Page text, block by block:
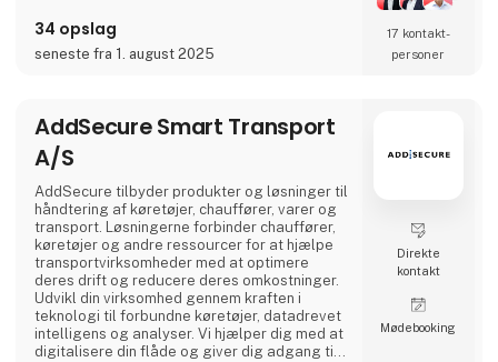
noteret på SIX Swiss Exchange (ABBN) og
Nasdaq Stockholm (ABB). www.abb.com
34 opslag
seneste fra 1. august 2025
17 kontakt­
personer
AddSecure Smart Transport
A/S
AddSecure tilbyder produkter og løsninger til
håndtering af køretøjer, chauffører, varer og
transport. Løsningerne forbinder chauffører,
køretøjer og andre ressourcer for at hjælpe
transportvirksomheder med at optimere
deres drift og reducere deres omkostninger.
Udvikl din virksomhed gennem kraften i
teknologi til forbundne køretøjer, datadrevet
intelligens og analyser. Vi hjælper dig med at
digitalisere din flåde og giver dig adgang til
Direkte
kontakt
Møde­booking